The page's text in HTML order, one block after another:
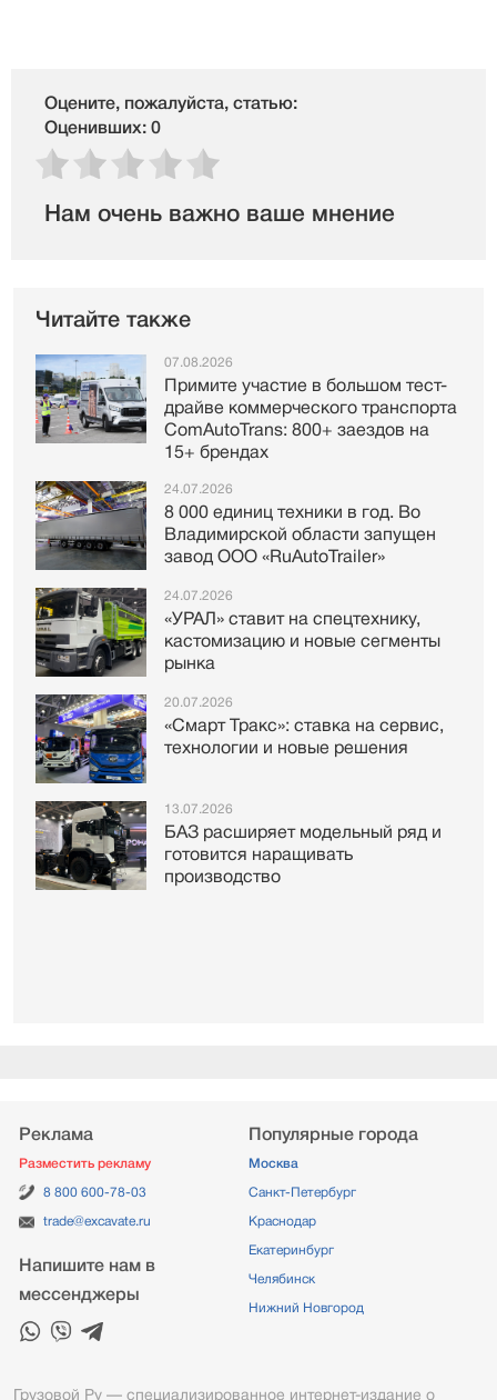
Оцените, пожалуйста, статью:
Оценивших: 0
Нам очень важно ваше мнение
Читайте также
07.08.2026
Примите участие в большом тест-
драйве коммерческого транспорта
ComAutoTrans: 800+ заездов на
15+ брендах
24.07.2026
8 000 единиц техники в год. Во
Владимирской области запущен
завод ООО «RuAutoTrailer»
24.07.2026
«УРАЛ» ставит на спецтехнику,
кастомизацию и новые сегменты
рынка
20.07.2026
«Смарт Тракс»: ставка на сервис,
технологии и новые решения
13.07.2026
БАЗ расширяет модельный ряд и
готовится наращивать
производство
Реклама
Разместить рекламу
8 800 600-78-03
trade@excavate.ru
Напишите нам в
мессенджеры
Популярные города
Москва
Санкт-Петербург
Краснодар
Екатеринбург
Челябинск
Нижний Новгород
Грузовой Ру — специализированное интернет-издание о